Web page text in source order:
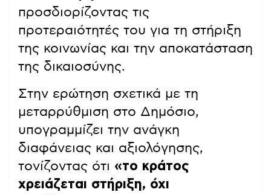
προσδιορίζοντας τις
προτεραιότητές του για τη στήριξη
της κοινωνίας και την αποκατάσταση
της δικαιοσύνης.
Στην ερώτηση σχετικά με τη
μεταρρύθμιση στο Δημόσιο,
υπογραμμίζει την ανάγκη
διαφάνειας και αξιολόγησης,
τονίζοντας ότι «το κράτος
χρειάζεται στήριξη, όχι